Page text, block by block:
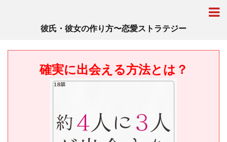
彼氏・彼女の作り方〜恋愛ストラテジー
確実に出会える方法とは？